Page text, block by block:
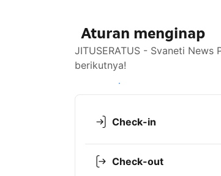
Aturan menginap
JITUSERATUS - Svaneti
berikutnya!
Lihat ketersediaan
Check-in
Check-out